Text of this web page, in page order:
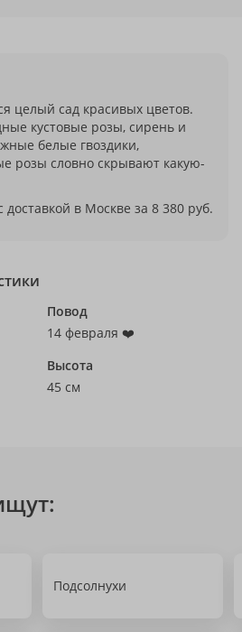
целый сад красивых цветов.
кустовые розы, сирень и
белые гвоздики,
розы словно скрывают какую-
доставкой в Москве за 8 380 руб.
Повод
14 февраля ❤️
Высота
45 см
Подсолнухи